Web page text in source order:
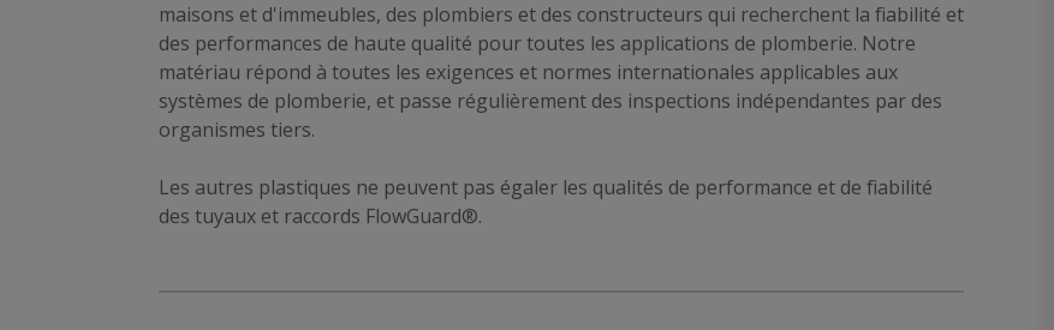
maisons et d'immeubles, des plombiers et des constructeurs qui recherchent la fiabilité et
des performances de haute qualité pour toutes les applications de plomberie. Notre
matériau répond à toutes les exigences et normes internationales applicables aux
systèmes de plomberie, et passe régulièrement des inspections indépendantes par des
organismes tiers.
Les autres plastiques ne peuvent pas égaler les qualités de performance et de fiabilité
des tuyaux et raccords FlowGuard®.